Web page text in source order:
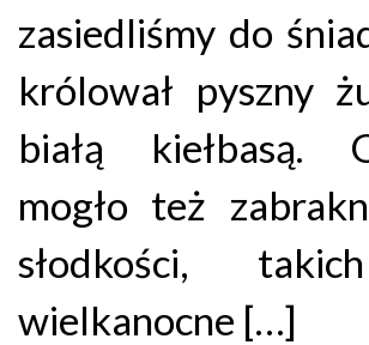
zasiedliśmy do
królował pyszny
białą kiełbasą.
mogło też
słodkości,
wielkanocne […]